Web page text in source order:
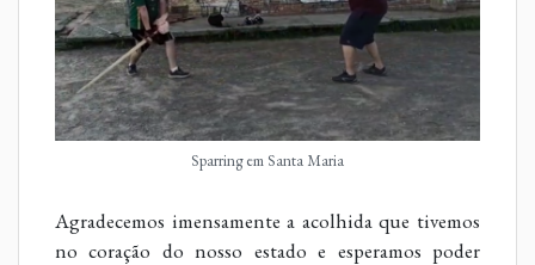
Sparring em Santa Maria
Agradecemos imensamente a acolhida que tivemos
no coração do nosso estado e esperamos poder